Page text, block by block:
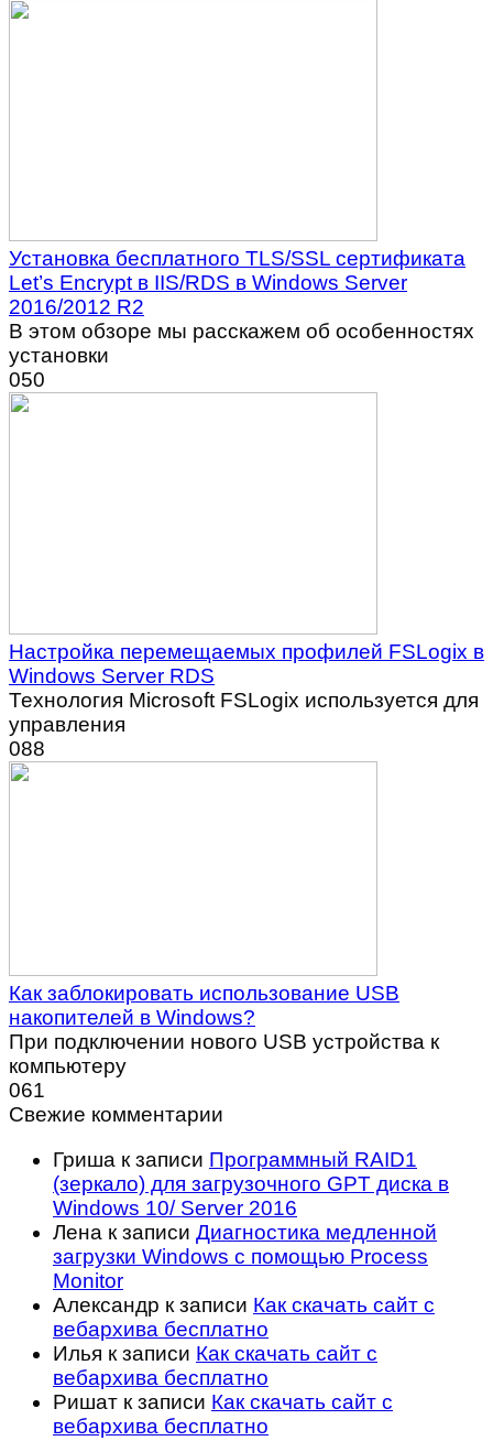
Установка бесплатного TLS/SSL сертификата
Let’s Encrypt в IIS/RDS в Windows Server
2016/2012 R2
В этом обзоре мы расскажем об особенностях
установки
050
Настройка перемещаемых профилей FSLogix в
Windows Server RDS
Технология Microsoft FSLogix используется для
управления
088
Как заблокировать использование USB
накопителей в Windows?
При подключении нового USB устройства к
компьютеру
061
Свежие комментарии
Гриша к записи Программный RAID1
(зеркало) для загрузочного GPT диска в
Windows 10/ Server 2016
Лена к записи Диагностика медленной
загрузки Windows с помощью Process
Monitor
Александр к записи Как скачать сайт с
вебархива бесплатно
Илья к записи Как скачать сайт с
вебархива бесплатно
Ришат к записи Как скачать сайт с
вебархива бесплатно